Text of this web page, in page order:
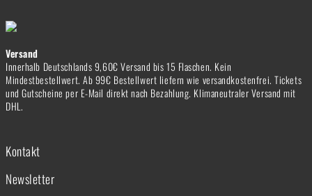
Versand
Innerhalb Deutschlands 9,60€ Versand bis 15 Flaschen. Kein
Mindestbestellwert. Ab 99€ Bestellwert liefern wie versandkostenfrei. Tickets
und Gutscheine per E-Mail direkt nach Bezahlung. Klimaneutraler Versand mit
DHL.
Kontakt
Newsletter